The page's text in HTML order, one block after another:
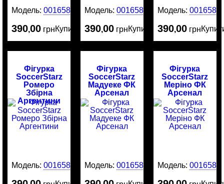
Модель:0016587
390,00 грнКупити
Модель:0016586
390,00 грнКупити
Модель: 0016584
390,00 грн
Фігурка
SoccerStarz
Ромеро
Збірна
Аргентини
Модель:0016583
Фігурка
SoccerStarz
Мадуеке ФК
Арсенал
Модель:0016582
Фігурка
SoccerStarz
Меріно ФК
Арсенал
Модель: 0016581